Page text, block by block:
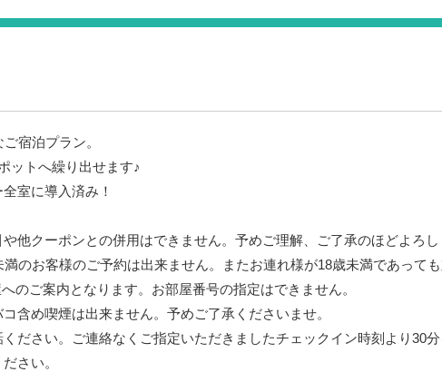
宿泊プラン。
ットへ繰り出せます♪
室に導入済み！
他クーポンとの併用はできません。予めご理解、ご了承のほどよろ
のお客様のご予約は出来ません。またお連れ様が18歳未満であって
のご案内となります。お部屋番号の指定はできません。
含め喫煙は出来ません。予めご了承くださいませ。
ださい。ご連絡なくご指定いただきましたチェックイン時刻より30
さい。